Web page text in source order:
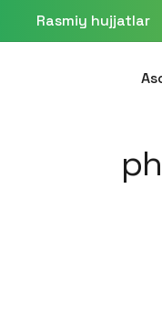
Rasmiy hujjatlar